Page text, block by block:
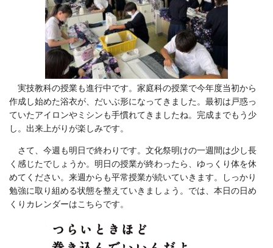
実技教科の授業も進行中です。家庭科の授業で今年度当初から
作成し始めた浴衣が、だいぶ形になってきました。最初は戸惑っ
ていたアイロンやミシンも手慣れてきましたね。完成までもう少
し。出来上がりが楽しみです。
さて、今週も明日で終わりです。文化祭明けの一週間は少し長
く感じたでしょうか。明日の授業が終わったら、ゆっくり体を休
めてください。来週からも平常授業が続いていきます。しっかり
勉強に取り組める状態を整えていきましょう。では、本日の日め
くりカレンダーはこちらです。